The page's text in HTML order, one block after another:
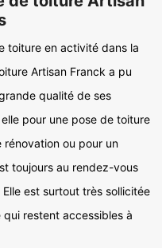
toiture en activité dans la
Artisan Franck a pu
qualité de ses
pour une pose de toiture
rénovation ou pour un
toujours au rendez-vous
est surtout très sollicitée
qui restent accessibles à